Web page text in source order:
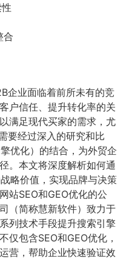
合
企业面临着前所未有的竞
户信任、提升转化率的关
满足现代买家的需求，尤
要经过深入的研究和比
优化）的结合，为外贸企
。本文将深度解析如何通
略价值，实现品牌与决策
站SEO和GEO优化的公
（简称慧新软件）致力于
列技术手段提升搜索引擎
仅包含SEO和GEO优化，
营，帮助企业快速验证效